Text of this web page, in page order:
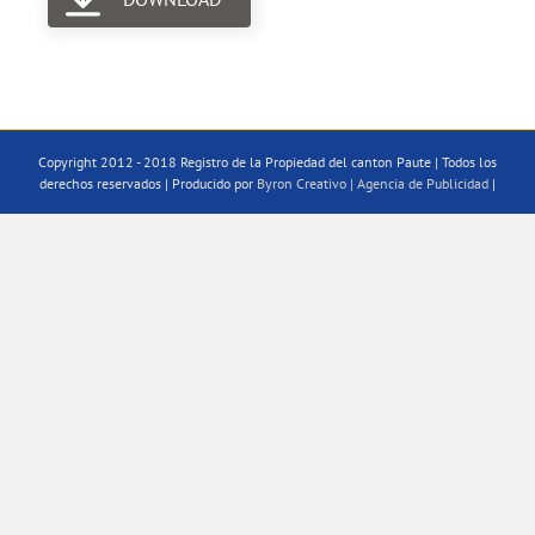
Copyright 2012 - 2018 Registro de la Propiedad del canton Paute | Todos los
derechos reservados | Producido por Byron Creativo | Agencia de Publicidad |